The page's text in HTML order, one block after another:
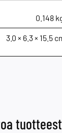
0.148
3.0 × 6.3 × 15.5